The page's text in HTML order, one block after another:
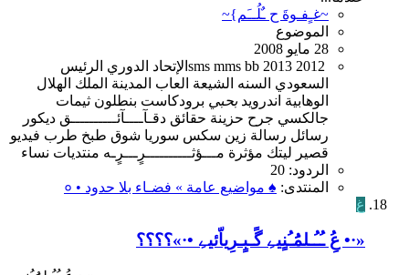
~غـٍفـوةَ ح ـٌلُــَم}~
الموضوع
28 مايو 2008
2012
2013
bb
mms
sms الإتحاد الدوري الرئيس
السعودي السنه الشيعة العاب المدينة الملك الهلال
الوهابية اندرويدبحبي برودكاست بنطلون ثيمات
جالكسي جرح حزينة حقائق دقـآــــآئــــــــــق ديكور
رسائل رسالة زين سكس سوريا شوق طبخ طرب فيديو
قصير ليتك مؤثرة مـــؤثــــــــــرٍـــرٍـه منتديات نساء
الردود: 20
المنتدى: ♠ مواضيع عامة » فضـاء بلا حدود • ०
غ
«·• عُِ ـُـُـلمَُـُنٍيےِ گًـبٍـرِياّئيےِ •·»؟؟؟؟